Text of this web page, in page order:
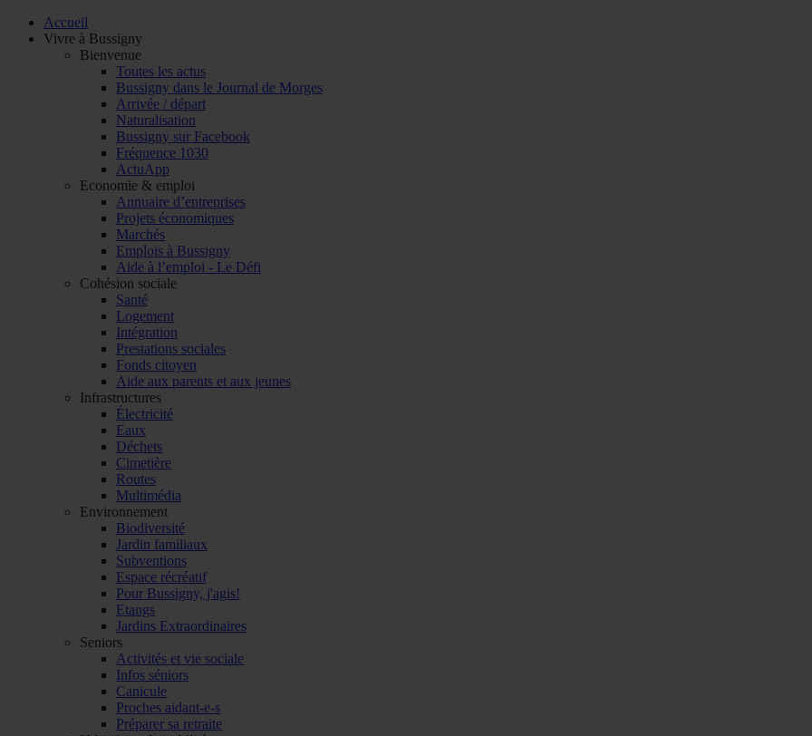
Accueil
Vivre à Bussigny
Bienvenue
Toutes les actus
Bussigny dans le Journal de Morges
Arrivée / départ
Naturalisation
Bussigny sur Facebook
Fréquence 1030
ActuApp
Economie & emploi
Annuaire d’entreprises
Projets économiques
Marchés
Emplois à Bussigny
Aide à l’emploi - Le Défi
Cohésion sociale
Santé
Logement
Intégration
Prestations sociales
Fonds citoyen
Aide aux parents et aux jeunes
Infrastructures
Électricité
Eaux
Déchets
Cimetière
Routes
Multimédia
Environnement
Biodiversité
Jardin familiaux
Subventions
Espace récréatif
Pour Bussigny, j'agis!
Etangs
Jardins Extraordinaires
Seniors
Activités et vie sociale
Infos séniors
Canicule
Proches aidant-e-s
Préparer sa retraite